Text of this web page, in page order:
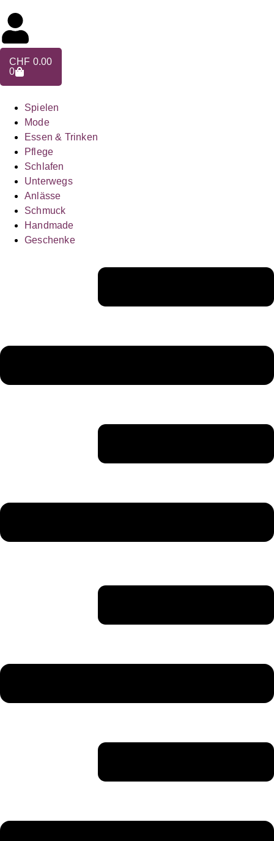
CHF 0.00
0
Spielen
Mode
Essen & Trinken
Pflege
Schlafen
Unterwegs
Anlässe
Schmuck
Handmade
Geschenke